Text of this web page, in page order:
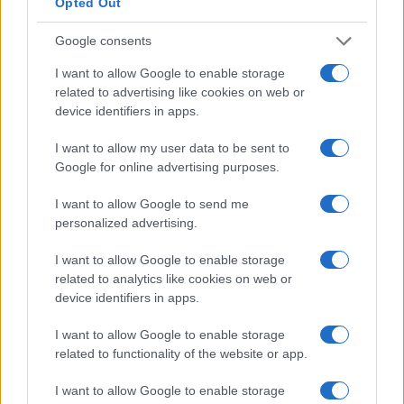
Google consents
I want to allow Google to enable storage
related to advertising like cookies on web or
device identifiers in apps.
I want to allow my user data to be sent to
Google for online advertising purposes.
I want to allow Google to send me
personalized advertising.
I want to allow Google to enable storage
related to analytics like cookies on web or
device identifiers in apps.
I want to allow Google to enable storage
related to functionality of the website or app.
I want to allow Google to enable storage
de Malta, na UE, que aceita criptografia. Binance é
e desde então se tornou a maior troca de criptografia do
mundo.
Gate.io
2017. A troca está disponível em inglês e chinês (o último
sendo muito útil para investidores chineses). O principal
fator de venda da Gate.io é sua ampla seleção de pares de
negociação. Você pode encontrar a maioria das novas
altcoins aqui. Gate.io também demonstra um volume de
negociação impressionante. Quase todos os dias, é uma
das 20 principais bolsas de valores com maior volume de
negócios. O volume de negociação é de aprox. US $ 100